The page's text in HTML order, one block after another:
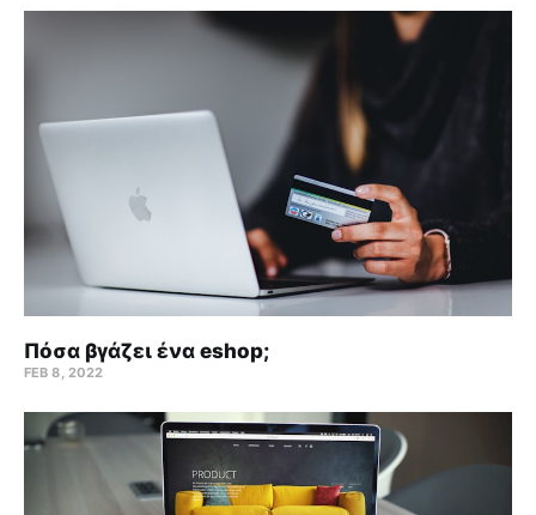
Πόσα βγάζει ένα eshop;
FEB 8, 2022